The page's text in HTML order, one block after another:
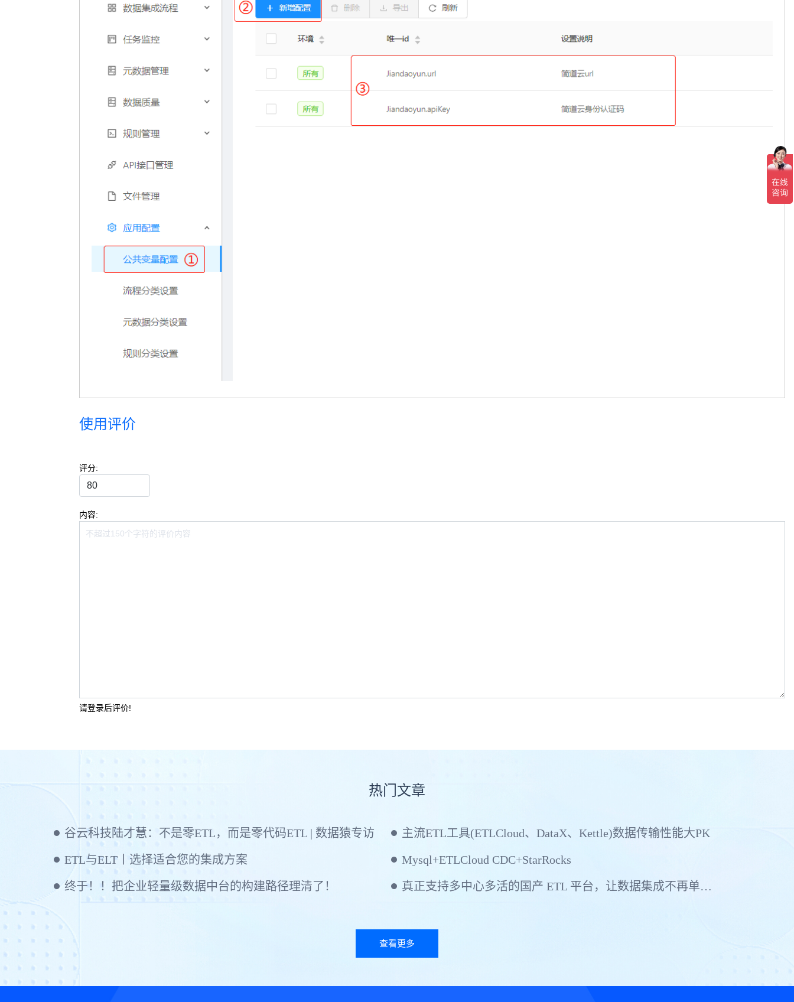
使用评价
评分:
内容:
请登录后评价!
热门文章
谷云科技陆才慧：不是零ETL，而是零代码ETL | 数据猿专访 主流ETL工具(ETLCloud、DataX、Kettle)数据传输性能大PK
ETL与ELT丨选择适合您的集成方案 Mysql+ETLCloud CDC+StarRocks
终于！！把企业轻量级数据中台的构建路径理清了！ 真正支持多中心多活的国产 ETL 平台，让数据集成不再单点依赖
查看更多